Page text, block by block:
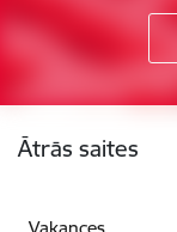
Ātrās saites